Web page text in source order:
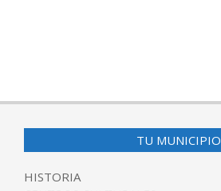
TU MUNICIPIO
HISTORIA